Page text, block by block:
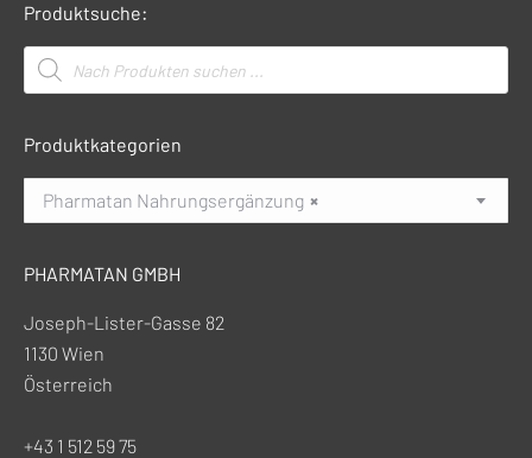
Produktsuche:
Products
search
Produktkategorien
×
Pharmatan Nahrungsergänzung
PHARMATAN GMBH
Joseph-Lister-Gasse 82
1130 Wien
Österreich
+43 1 512 59 75